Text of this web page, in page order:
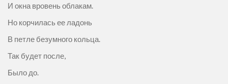
И окна вровень облакам.
Но корчилась ее ладонь
В петле безумного кольца.
Так будет после,
Было до.